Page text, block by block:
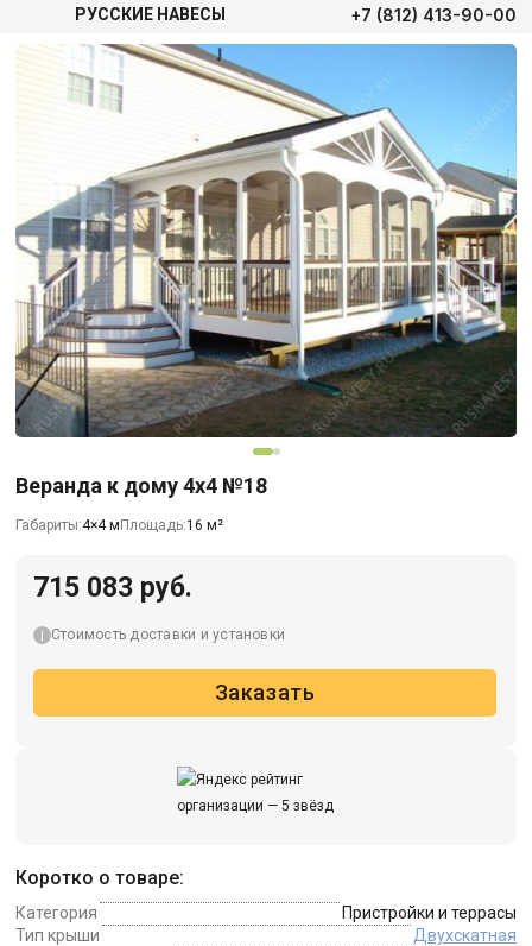
РУССКИЕ НАВЕСЫ +7 (812) 413-90-00
Веранда к дому 4х4 №18
Габариты:4×4 м Площадь:16 м²
Коротко о товаре:
Категория
Пристройки и террасы
Тип крыши
Двухскатная
715 083 руб.
Стоимость доставки и установки
Заказать